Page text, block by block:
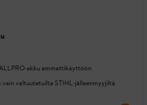
akku ammattikäyttöön
valtuutetuilta STIHL-jälleenmyyjiltä.